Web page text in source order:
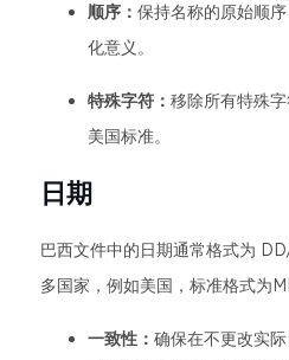
顺序： 保持名称的原始顺
化意义。
特殊字符： 移除所有特殊
美国标准。
日期
巴西文件中的日期通常格式为
多国家，例如美国，标准格式为
一致性： 确保在不更改实